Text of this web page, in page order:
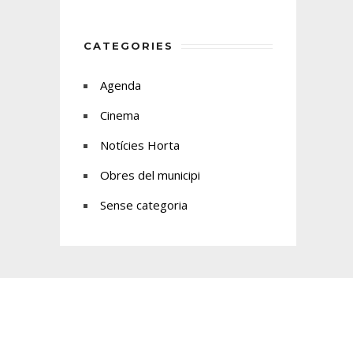
CATEGORIES
Agenda
Cinema
Notícies Horta
Obres del municipi
Sense categoria